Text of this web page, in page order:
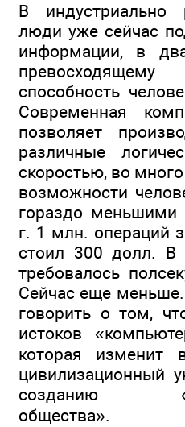
В индустриально
люди уже сейчас
информации, в
способность
Современная
позволяет
различные
скоростью, во
возможности
гораздо меньшими
г. 1 млн. операций
стоил 300 долл. В
требовалось
Сейчас еще
говорить о том,
истоков
которая изменит
цивилизационный
созданию
общества».